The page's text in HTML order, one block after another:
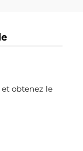
obtenez le